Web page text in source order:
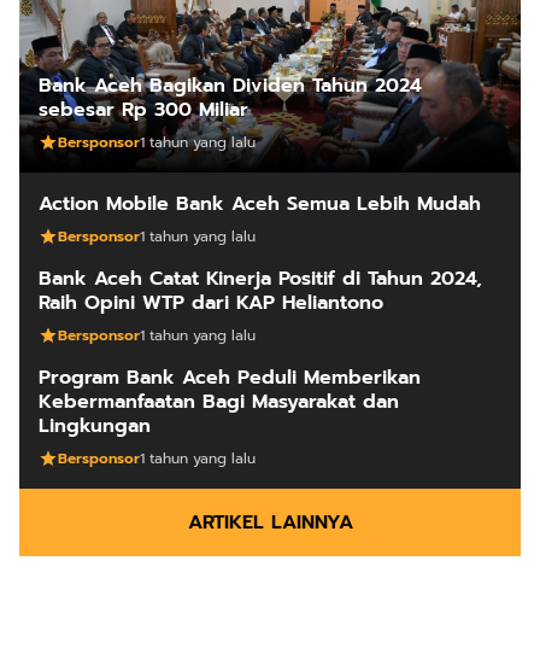
Bank Aceh Bagikan Dividen Tahun 2024
sebesar Rp 300 Miliar
Bersponsor1 tahun yang lalu
Action Mobile Bank Aceh Semua Lebih Mudah
Bersponsor1 tahun yang lalu
Bank Aceh Catat Kinerja Positif di Tahun 2024,
Raih Opini WTP dari KAP Heliantono
Bersponsor1 tahun yang lalu
Program Bank Aceh Peduli Memberikan
Kebermanfaatan Bagi Masyarakat dan
Lingkungan
Bersponsor1 tahun yang lalu
ARTIKEL LAINNYA